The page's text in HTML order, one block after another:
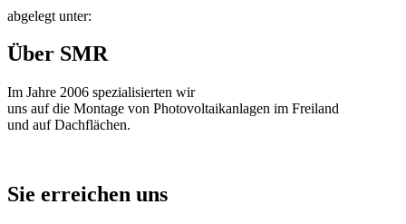
abgelegt unter:
Über SMR
Im Jahre 2006 spezialisierten wir
uns auf die Montage von Photovoltaikanlagen im Freiland
und auf Dachflächen.
Sie erreichen uns